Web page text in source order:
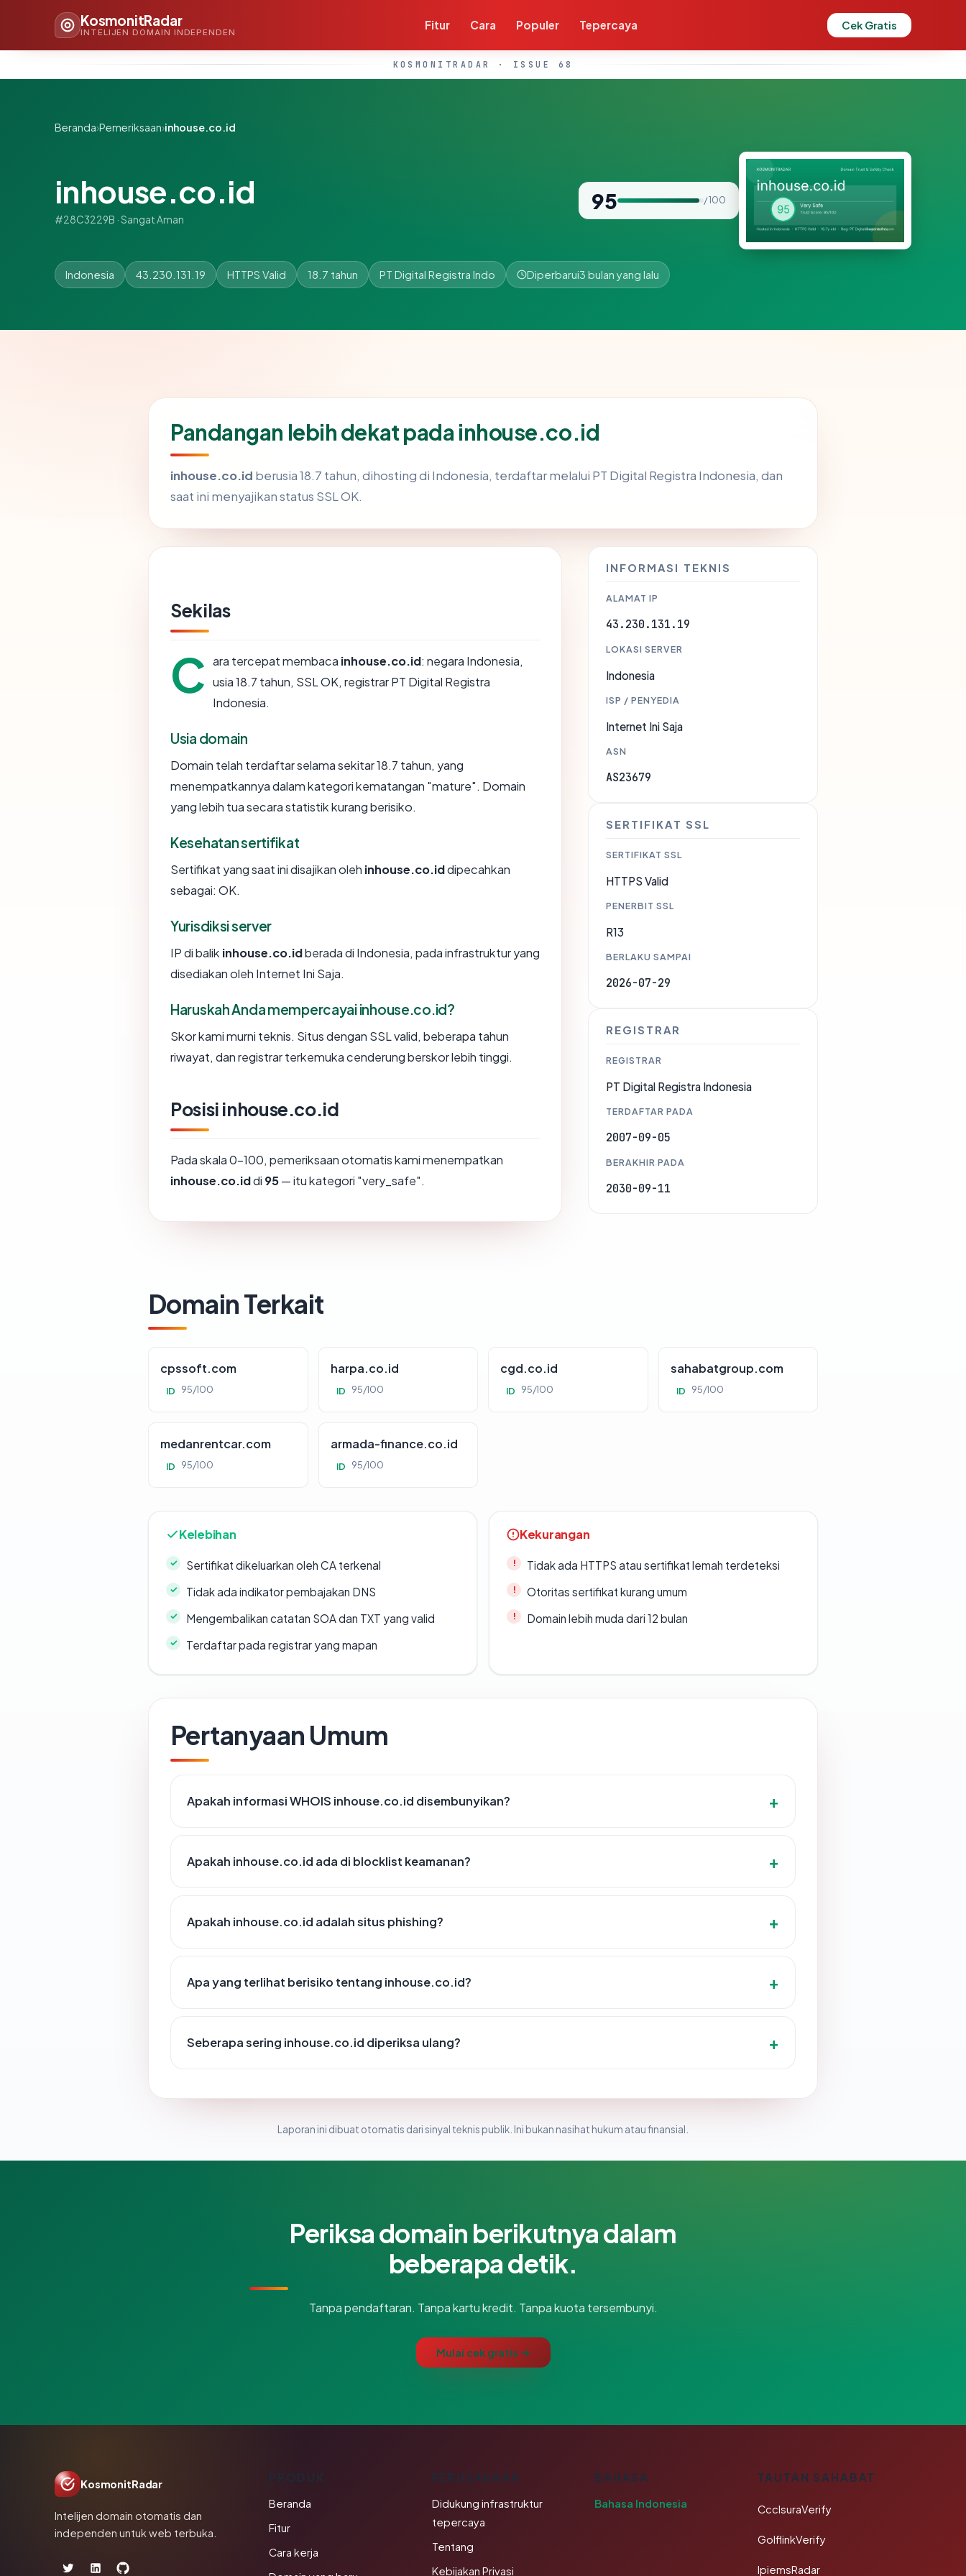
KosmonitRadar
INTELIJEN DOMAIN INDEPENDEN
Fitur Cara Populer Tepercaya Cek Gratis
KOSMONITRADAR · ISSUE 68
Beranda›Pemeriksaan›inhouse.co.id
inhouse.co.id
#28C3229B · Sangat Aman
95 / 100
Indonesia 43.230.131.19 HTTPS Valid 18.7 tahun PT Digital Registra Indo Diperbarui3 bulan yang lalu
Pandangan lebih dekat pada inhouse.co.id
inhouse.co.id berusia 18.7 tahun, dihosting di Indonesia, terdaftar melalui PT Digital Registra Indonesia, dan
saat ini menyajikan status SSL OK.
Sekilas
C ara tercepat membaca inhouse.co.id: negara Indonesia,
usia 18.7 tahun, SSL OK, registrar PT Digital Registra
Indonesia.
Usia domain
Domain telah terdaftar selama sekitar 18.7 tahun, yang
menempatkannya dalam kategori kematangan "mature". Domain
yang lebih tua secara statistik kurang berisiko.
Kesehatan sertifikat
Sertifikat yang saat ini disajikan oleh inhouse.co.iddipecahkan
sebagai: OK.
Yurisdiksi server
IP di balik inhouse.co.idberada di Indonesia, pada infrastruktur yang
disediakan oleh Internet Ini Saja.
Haruskah Anda mempercayai inhouse.co.id?
Skor kami murni teknis. Situs dengan SSL valid, beberapa tahun
riwayat, dan registrar terkemuka cenderung berskor lebih tinggi.
Posisi inhouse.co.id
Pada skala 0-100, pemeriksaan otomatis kami menempatkan
inhouse.co.iddi 95— itu kategori "very_safe".
INFORMASI TEKNIS
ALAMAT IP
43.230.131.19
LOKASI SERVER
Indonesia
ISP / PENYEDIA
Internet Ini Saja
ASN
AS23679
SERTIFIKAT SSL
SERTIFIKAT SSL
HTTPS Valid
PENERBIT SSL
R13
BERLAKU SAMPAI
2026-07-29
REGISTRAR
REGISTRAR
PT Digital Registra Indonesia
TERDAFTAR PADA
2007-09-05
BERAKHIR PADA
2030-09-11
Domain Terkait
cpssoft.com
ID 95/100
harpa.co.id
ID 95/100
cgd.co.id
ID 95/100
sahabatgroup.com
ID 95/100
medanrentcar.com
ID 95/100
armada-finance.co.id
ID 95/100
Kelebihan
Sertifikat dikeluarkan oleh CA terkenal
Tidak ada indikator pembajakan DNS
Mengembalikan catatan SOA dan TXT yang valid
Terdaftar pada registrar yang mapan
Kekurangan
Tidak ada HTTPS atau sertifikat lemah terdeteksi
Otoritas sertifikat kurang umum
Domain lebih muda dari 12 bulan
Pertanyaan Umum
Apakah informasi WHOIS inhouse.co.id disembunyikan?
Apakah inhouse.co.id ada di blocklist keamanan?
Apakah inhouse.co.id adalah situs phishing?
Apa yang terlihat berisiko tentang inhouse.co.id?
Seberapa sering inhouse.co.id diperiksa ulang?
Laporan ini dibuat otomatis dari sinyal teknis publik. Ini bukan nasihat hukum atau finansial.
Periksa domain berikutnya dalam
beberapa detik.
Tanpa pendaftaran. Tanpa kartu kredit. Tanpa kuota tersembunyi.
Mulai cek gratis →
KosmonitRadar
Intelijen domain otomatis dan
independen untuk web terbuka.
Beranda
Fitur
Cara kerja
PERUSAHAAN
Didukung infrastruktur
tepercaya
Tentang
Kebijakan Privasi
BAHASA
Bahasa Indonesia
TAUTAN SAHABAT
CcclsuraVerify
GolflinkVerify
IpiemsRadar